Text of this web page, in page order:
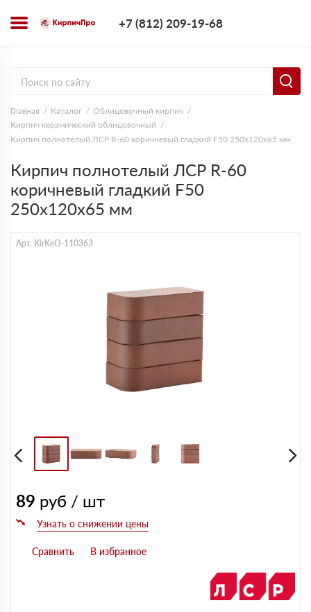
+7 (812) 209-19-68
Главная Каталог
Облицовочный кирпич
Кирпич керамический облицовочный
Кирпич полнотелый ЛСР R-60 коричневый гладкий F50 250х120х65 мм
Кирпич полнотелый ЛСР R-60
коричневый гладкий F50
250х120х65 мм
Арт. KirKeO-110363
89 руб / шт